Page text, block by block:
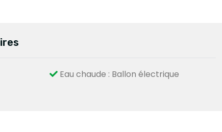
Eau chaude : Ballon électrique